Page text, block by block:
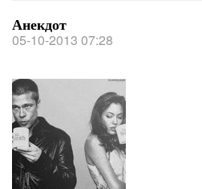
Анекдот
05-10-2013 07:28